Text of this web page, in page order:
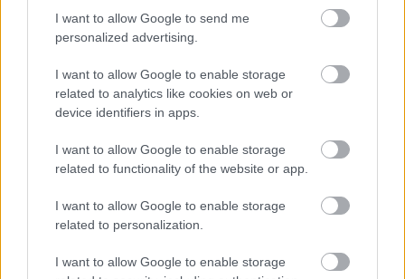
I want to allow Google to send me
personalized advertising.
I want to allow Google to enable storage
related to analytics like cookies on web or
device identifiers in apps.
I want to allow Google to enable storage
related to functionality of the website or app.
I want to allow Google to enable storage
related to personalization.
I want to allow Google to enable storage